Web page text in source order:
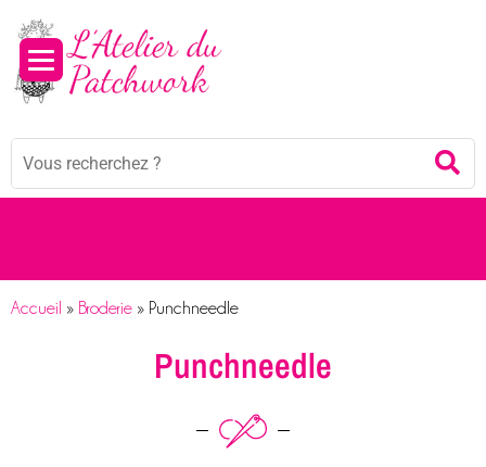
Mots
Accueil » Broderie » Punchneedle
Punchneedle